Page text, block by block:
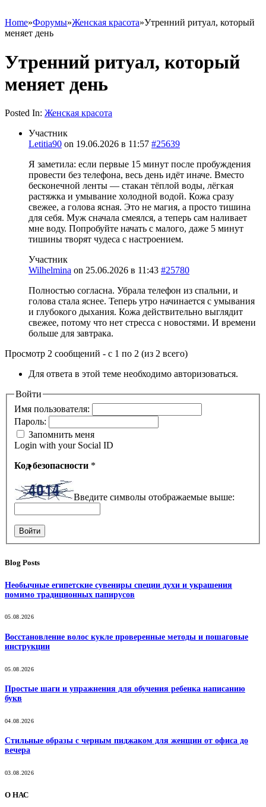
Home»Форумы»Женская красота»Утренний ритуал, который
меняет день
Утренний ритуал, который
меняет день
Posted In: Женская красота
Участник
Letitia90 on 19.06.2026 в 11:57 #25639
Я заметила: если первые 15 минут после пробуждения
провести без телефона, весь день идёт иначе. Вместо
бесконечной ленты — стакан тёплой воды, лёгкая
растяжка и умывание холодной водой. Кожа сразу
свежее, а голова ясная. Это не магия, а просто тишина
для себя. Муж сначала смеялся, а теперь сам наливает
мне воду. Попробуйте начать с малого, даже 5 минут
тишины творят чудеса с настроением.
Участник
Wilhelmina on 25.06.2026 в 11:43 #25780
Полностью согласна. Убрала телефон из спальни, и
голова стала яснее. Теперь утро начинается с умывания
и глубокого дыхания. Кожа действительно выглядит
свежее, потому что нет стресса с новостями. И времени
больше для завтрака.
Просмотр 2 сообщений - с 1 по 2 (из 2 всего)
Для ответа в этой теме необходимо авторизоваться.
Войти
Имя пользователя:
Пароль:
Запомнить меня
Login with your Social ID
Код безопасности *
Введите символы отображаемые выше:
Войти
Blog Posts
Необычные египетские сувениры специи духи и украшения
помимо традиционных папирусов
05.08.2026
Восстановление волос кукле проверенные методы и пошаговые
инструкции
05.08.2026
Простые шаги и упражнения для обучения ребенка написанию
букв
04.08.2026
Стильные образы с черным пиджаком для женщин от офиса до
вечера
03.08.2026
О НАС